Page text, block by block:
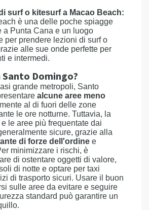
surf o kitesurf a Macao Beach:
è una delle poche spiagge
a Punta Cana e un luogo
per prendere lezioni di surf o
alle sue onde perfette per
e intermedi.
Santo Domingo?
grande metropoli, Santo
alcune aree meno
al di fuori delle zone
le ore notturne. Tuttavia, la
e le aree più frequentate dai
sicure, grazie alla
di forze dell'ordine e
minimizzare i rischi, è
di ostentare oggetti di valore,
di notte e optare per taxi
di trasporto sicuri. Usare il buon
sulle aree da evitare e seguire
standard può garantire un